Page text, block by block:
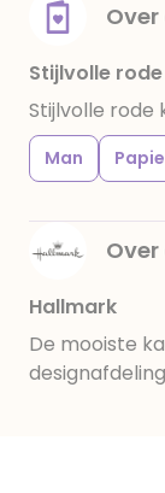
Stijlvolle
Stijlvolle
Man
Hallmark
De mooiste